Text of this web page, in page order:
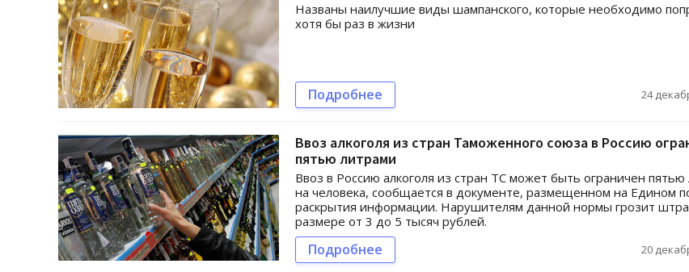
Названы наилучшие виды шампанского, которые необходимо
хотя бы раз в жизни
Подробнее 24
Ввоз алкоголя из стран Таможенного союза в Россию
пятью литрами
Ввоз в Россию алкоголя из стран ТС может быть ограничен пятью
на человека, сообщается в документе, размещенном на Едином
раскрытия информации. Нарушителям данной нормы грозит
размере от 3 до 5 тысяч рублей.
Подробнее 20